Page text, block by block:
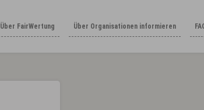
Über FairWertung Über Organisationen informieren